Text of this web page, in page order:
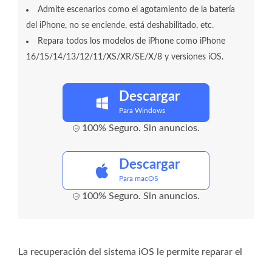
Admite escenarios como el agotamiento de la batería
del iPhone, no se enciende, está deshabilitado, etc.
Repara todos los modelos de iPhone como iPhone
16/15/14/13/12/11/XS/XR/SE/X/8 y versiones iOS.
Descargar
Para Windows
100% Seguro. Sin anuncios.
Descargar
Para macOS
100% Seguro. Sin anuncios.
La recuperación del sistema iOS le permite reparar el